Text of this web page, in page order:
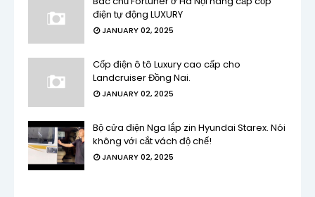
điện tự động LUXURY
JANUARY 02, 2025
Cốp điện ô tô Luxury cao cấp cho
Landcruiser Đồng Nai.
JANUARY 02, 2025
Bộ cửa điện Nga lắp zin Hyundai Starex. Nói
không với cắt vách độ chế!
JANUARY 02, 2025